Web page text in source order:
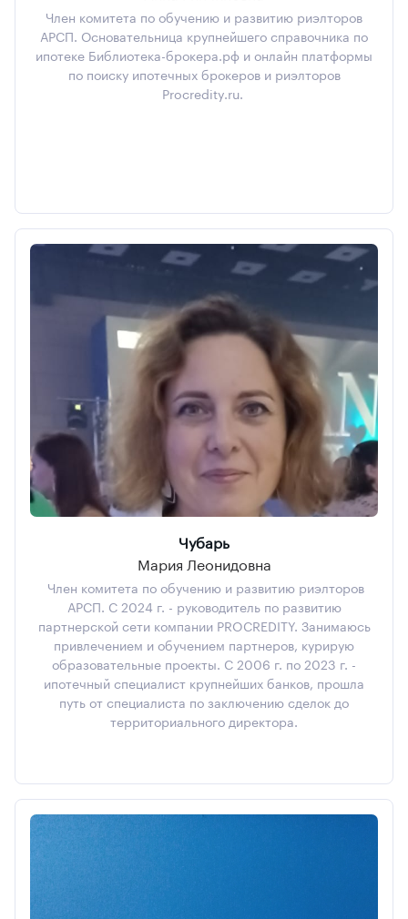
Член комитета по обучению и развитию риэлторов
АРСП. Основательница крупнейшего справочника по
ипотеке Библиотека-брокера.рф и онлайн платформы
по поиску ипотечных брокеров и риэлторов
Procredity.ru.
Чубарь
Мария Леонидовна
Член комитета по обучению и развитию риэлторов
АРСП. С 2024 г. - руководитель по развитию
партнерской сети компании PROCREDITY. Занимаюсь
привлечением и обучением партнеров, курирую
образовательные проекты. С 2006 г. по 2023 г. -
ипотечный специалист крупнейших банков, прошла
путь от специалиста по заключению сделок до
территориального директора.